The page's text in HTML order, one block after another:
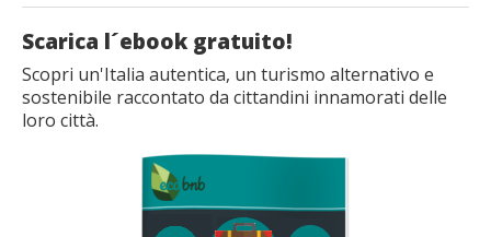
Scarica l´ebook gratuito!
Scopri un'Italia autentica, un turismo alternativo e
sostenibile raccontato da cittandini innamorati delle
loro città.